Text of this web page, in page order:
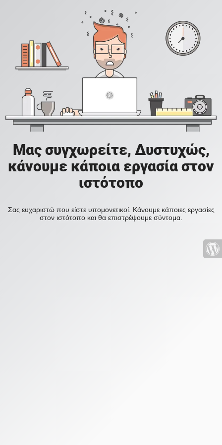
Μας συγχωρείτε, Δυστυχώς,
κάνουμε κάποια εργασία στον
ιστότοπο
Σας ευχαριστώ που είστε υπομονετικοί. Κάνουμε κάποιες εργασίες
στον ιστότοπο και θα επιστρέψουμε σύντομα.